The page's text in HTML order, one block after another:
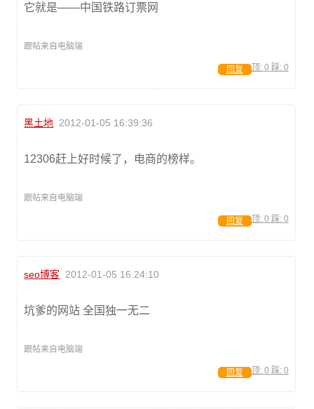
它就是——中国铁路订票网
跟帖来自电脑端
顶: 0 踩: 0
回复
黑土地 2012-01-05 16:39:36
12306赶上好时候了，电商的榜样。
跟帖来自电脑端
顶: 0 踩: 0
回复
seo博客 2012-01-05 16:24:10
坑爹的网站 全国独一无二
跟帖来自电脑端
顶: 0 踩: 0
回复